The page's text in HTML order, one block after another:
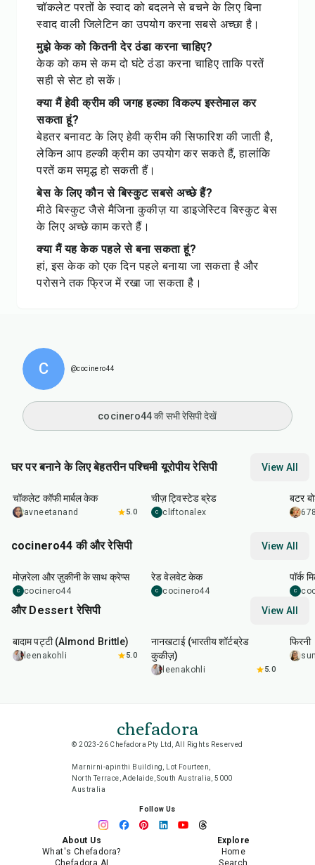
चॉकलेट परतों के स्वाद को बदलने से बचने के लिए बिना
स्वाद वाली जिलेटिन का उपयोग करना सबसे अच्छा है।
मुझे केक को कितनी देर ठंडा करना चाहिए?
केक को कम से कम दो घंटे ठंडा करना चाहिए ताकि परतें
सही से सेट हो सकें।
क्या मैं हेवी क्रीम की जगह हल्का विकल्प इस्तेमाल कर
सकता हूं?
बेहतर बनावट के लिए हेवी क्रीम की सिफारिश की जाती है,
लेकिन आप हल्की क्रीम का उपयोग कर सकते हैं, हालांकि
परतें कम समृद्ध हो सकती हैं।
बेस के लिए कौन से बिस्कुट सबसे अच्छे हैं?
मीठे बिस्कुट जैसे मैजिना कुकीज़ या डाइजेस्टिव बिस्कुट बेस
के लिए अच्छे काम करते हैं।
क्या मैं यह केक पहले से बना सकता हूं?
हां, इस केक को एक दिन पहले बनाया जा सकता है और
परोसने तक फ्रिज में रखा जा सकता है।
C @cocinero44
cocinero44 की सभी रेसिपी देखें
घर पर बनाने के लिए बेहतरीन पश्चिमी यूरोपीय रेसिपी View All
चॉकलेट कॉफी मार्बल केक
avneetanand 5.0
1hr
चीज़ ट्विस्टेड ब्रेड
C cliftonalex
बटर
cocinero44 की और रेसिपी View All
मोज़रेला और ज़ुकीनी के साथ क्रेप्स
C cocinero44
रेड वेलवेट केक
C cocinero44
पॉर्क
C
और Dessert रेसिपी View All
20
बादाम पट्टी (Almond Brittle)
leenakohli 5.0
नानखटाई (भारतीय शॉर्टब्रेड
कुकीज़)
leenakohli 5.0
फिरनी
chefadora
© 2023-26 Chefadora Pty Ltd, All Rights Reserved
Marnirni-apinthi Building, Lot Fourteen,
North Terrace, Adelaide, South Australia, 5000
Australia
Follow Us
About Us
What's Chefadora?
Chefadora AI
Explore
Home
Search